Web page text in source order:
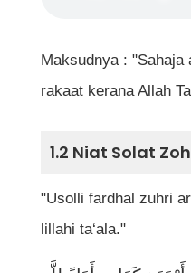
13. Doa Selepas
Kepentingan
Maksudnya : "Sahaja
rakaat kerana Allah
1.2 Niat Solat
"Usolli fardhal zuhri
lillahi ta‘ala."